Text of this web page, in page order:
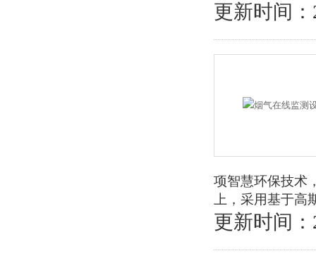
更新时间：
项智慧环保技术
上，采用基于
更新时间：